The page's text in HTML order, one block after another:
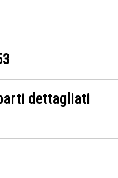
dettagliati